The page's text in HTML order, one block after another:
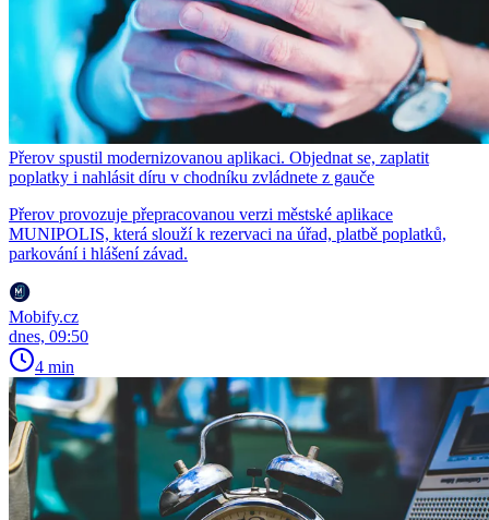
Přerov spustil modernizovanou aplikaci. Objednat se, zaplatit
poplatky i nahlásit díru v chodníku zvládnete z gauče
Přerov provozuje přepracovanou verzi městské aplikace
MUNIPOLIS, která slouží k rezervaci na úřad, platbě poplatků,
parkování i hlášení závad.
Mobify.cz
dnes, 09:50
4 min